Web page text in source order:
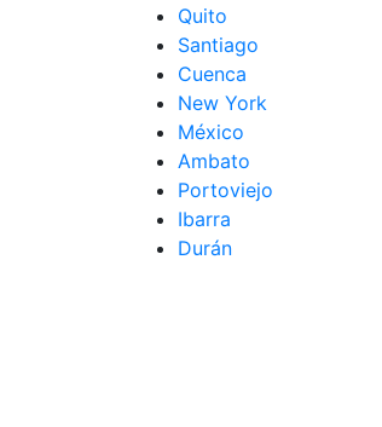
Quito
Santiago
Cuenca
New York
México
Ambato
Portoviejo
Ibarra
Durán